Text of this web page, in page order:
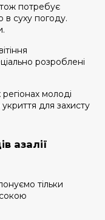
тож потребує
в суху погоду.
розроблені
молоді
для захисту
азалії
тільки